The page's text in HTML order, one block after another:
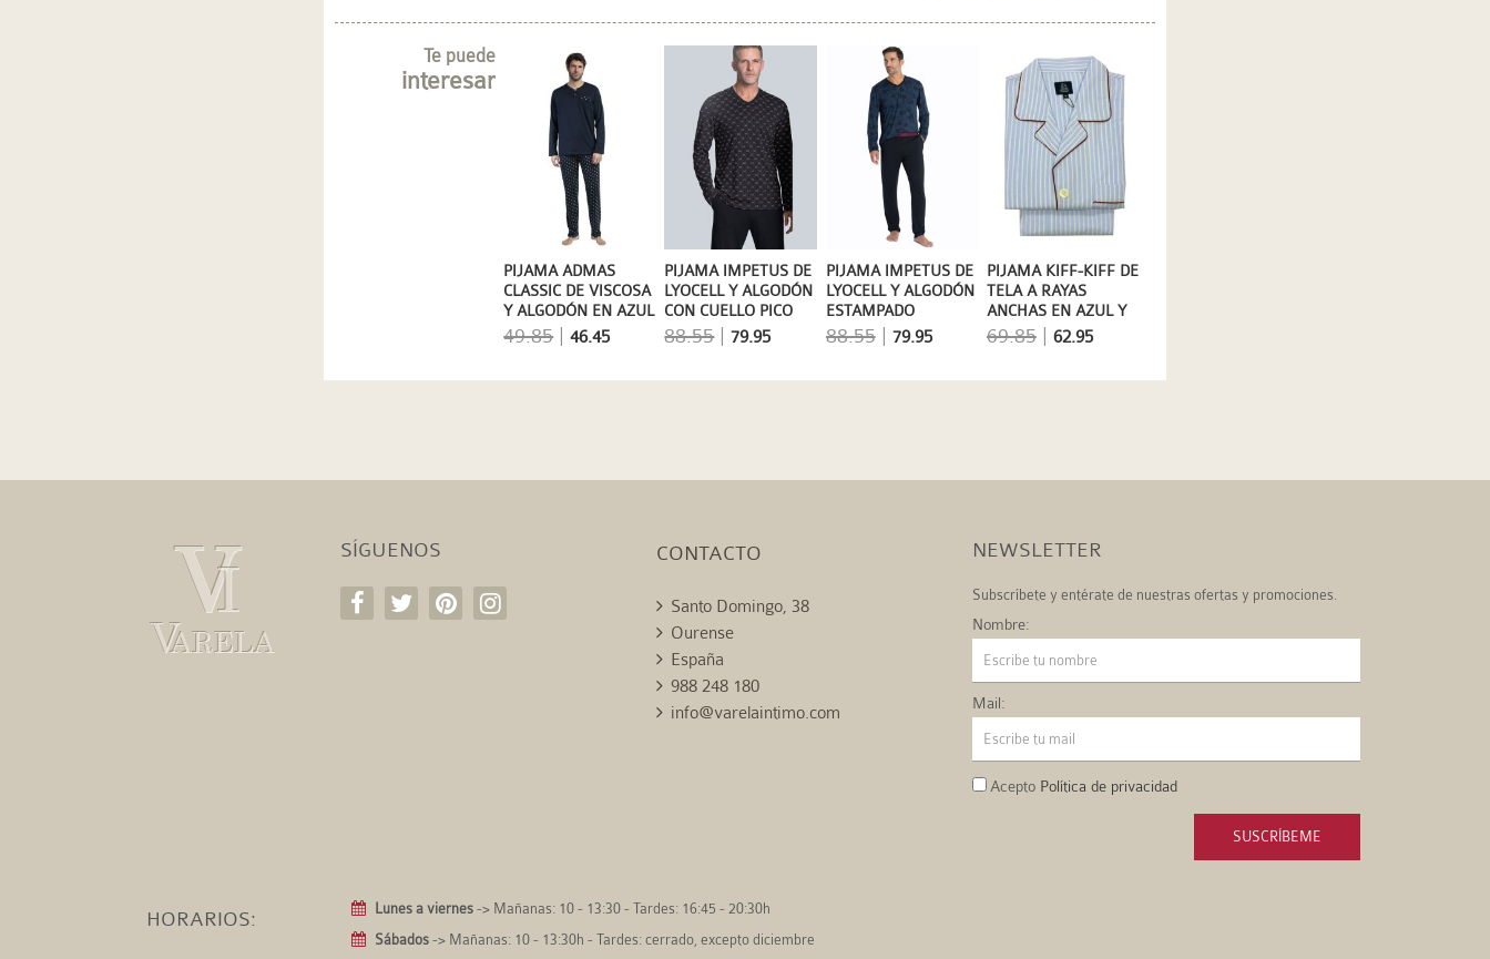
PIJAMA KIFF-KIFF DE
TELA A RAYAS
ANCHAS EN AZUL Y
BLANCO
69.85| 62.95
PIJAMA IMPETUS DE
LYOCELL Y ALGODÓN
ESTAMPADO
VEGETAL
88.55| 79.95
PIJAMA IMPETUS DE
LYOCELL Y ALGODÓN
CON CUELLO PICO
88.55|79.95
PIJAMA ADMAS
CLASSIC DE VISCOSA
Y ALGODÓN EN AZUL
MARINO
49.85|46.45
Te puede
interesar
SÍGUENOS CONTACTO
Santo Domingo, 38
Ourense
España
988 248 180
info@varelaintimo.com
NEWSLETTER
Subscríbete y entérate de nuestras ofertas y promociones.
Nombre:
Mail:
Acepto Política de privacidad
SUSCRÍBEME
HORARIOS: Lunes a viernes -> Mañanas: 10 - 13:30 - Tardes: 16:45 - 20:30h
Sábados -> Mañanas: 10 - 13:30h - Tardes: cerrado, excepto diciembre